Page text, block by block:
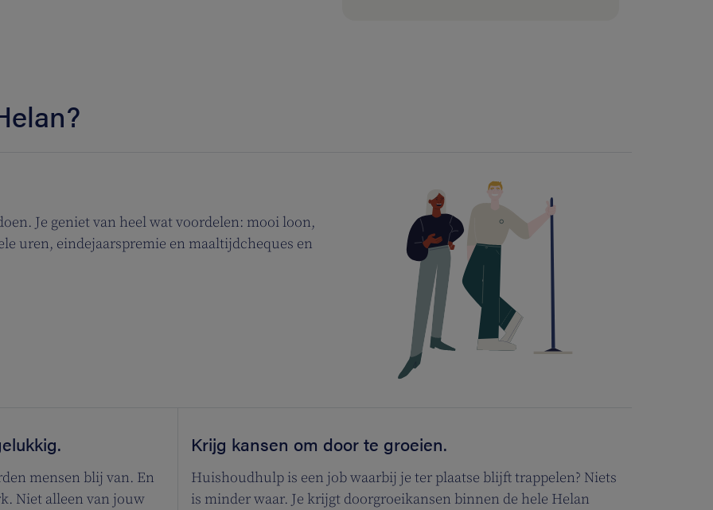
Je geniet van heel wat voordelen: mooi loon,
uren, eindejaarspremie en maaltijdcheques en
mensen blij van. En
Niet alleen van jouw
Krijg kansen om door te groeien.
Huishoudhulp is een job waarbij je ter plaatse blijft trappelen? Niets
is minder waar. Je krijgt doorgroeikansen binnen de hele Helan